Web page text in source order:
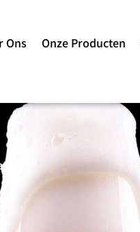
Ons Onze Producten